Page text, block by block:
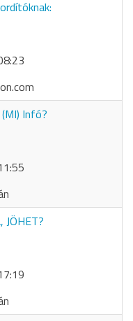
Infó?
JÖHET?